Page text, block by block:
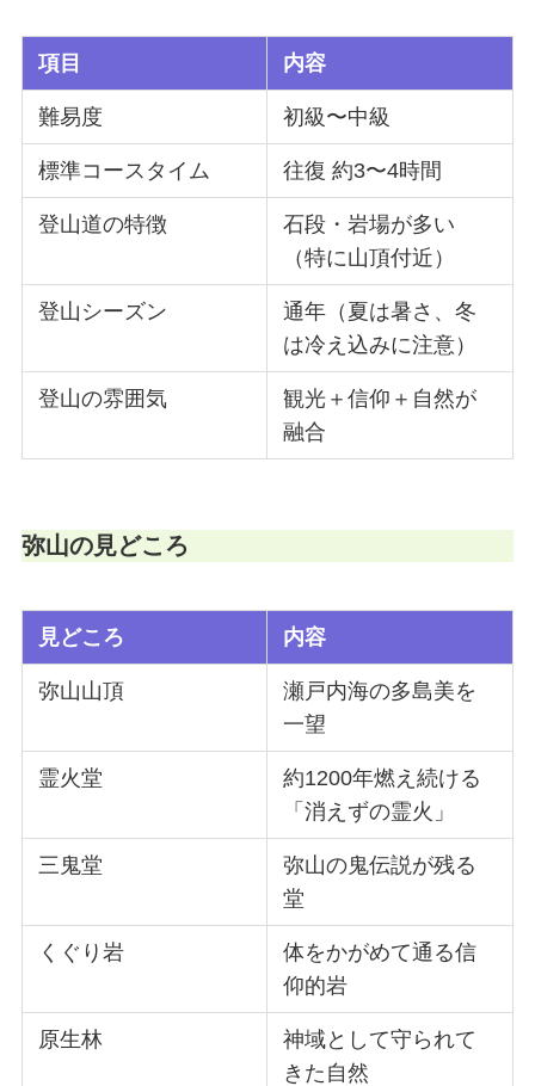
項目 内容
難易度 初級〜中級
標準コースタイム 往復 約3〜4時間
登山道の特徴
石段・岩場が多い
（特に山頂付近）
登山シーズン
通年（夏は暑さ、冬
は冷え込みに注意）
登山の雰囲気
観光＋信仰＋自然が
融合
弥山の見どころ
見どころ 内容
弥山山頂
瀬戸内海の多島美を
一望
霊火堂
約1200年燃え続ける
「消えずの霊火」
三鬼堂
弥山の鬼伝説が残る
堂
くぐり岩
体をかがめて通る信
仰的岩
原生林
神域として守られて
きた自然